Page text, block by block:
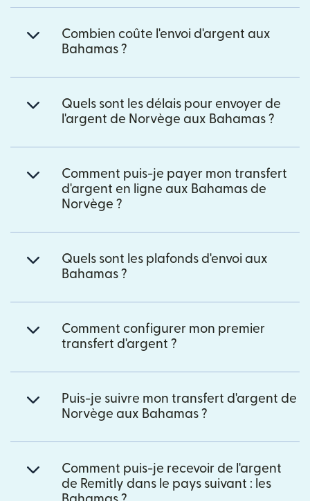
Combien coûte l'envoi d'argent aux
Bahamas ?
Quels sont les délais pour envoyer de
l'argent de Norvège aux Bahamas ?
Comment puis-je payer mon transfert
d'argent en ligne aux Bahamas de
Norvège ?
Quels sont les plafonds d'envoi aux
Bahamas ?
Comment configurer mon premier
transfert d'argent ?
Puis-je suivre mon transfert d'argent de
Norvège aux Bahamas ?
Comment puis-je recevoir de l'argent
de Remitly dans le pays suivant : les